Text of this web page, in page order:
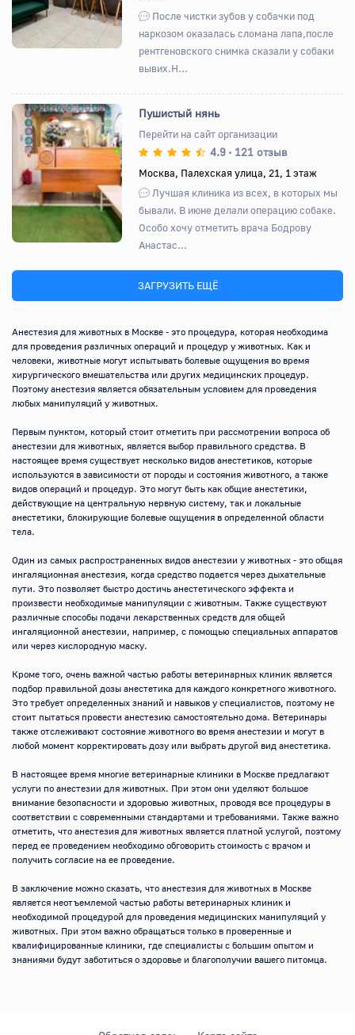
После чистки зубов у собачки под
наркозом оказалась сломана лапа,после
рентгеновского снимка сказали у собаки
вывих.Н...
Назад Вперед
Пушистый нянь
Перейти на сайт организации
4.9 • 121 отзыв
Москва, Палехская улица, 21, 1 этаж
Лучшая клиника из всех, в которых мы
бывали. В июне делали операцию собаке.
Особо хочу отметить врача Бодрову
Анастас...
ЗАГРУЗИТЬ ЕЩЁ
Анестезия для животных в Москве - это процедура, которая необходима
для проведения различных операций и процедур у животных. Как и
человеки, животные могут испытывать болевые ощущения во время
хирургического вмешательства или других медицинских процедур.
Поэтому анестезия является обязательным условием для проведения
любых манипуляций у животных.
Первым пунктом, который стоит отметить при рассмотрении вопроса об
анестезии для животных, является выбор правильного средства. В
настоящее время существует несколько видов анестетиков, которые
используются в зависимости от породы и состояния животного, а также
видов операций и процедур. Это могут быть как общие анестетики,
действующие на центральную нервную систему, так и локальные
анестетики, блокирующие болевые ощущения в определенной области
тела.
Один из самых распространенных видов анестезии у животных - это общая
ингаляционная анестезия, когда средство подается через дыхательные
пути. Это позволяет быстро достичь анестетического эффекта и
произвести необходимые манипуляции с животным. Также существуют
различные способы подачи лекарственных средств для общей
ингаляционной анестезии, например, с помощью специальных аппаратов
или через кислородную маску.
Кроме того, очень важной частью работы ветеринарных клиник является
подбор правильной дозы анестетика для каждого конкретного животного.
Это требует определенных знаний и навыков у специалистов, поэтому не
стоит пытаться провести анестезию самостоятельно дома. Ветеринары
также отслеживают состояние животного во время анестезии и могут в
любой момент корректировать дозу или выбрать другой вид анестетика.
В настоящее время многие ветеринарные клиники в Москве предлагают
услуги по анестезии для животных. При этом они уделяют большое
внимание безопасности и здоровью животных, проводя все процедуры в
соответствии с современными стандартами и требованиями. Также важно
отметить, что анестезия для животных является платной услугой, поэтому
перед ее проведением необходимо обговорить стоимость с врачом и
получить согласие на ее проведение.
В заключение можно сказать, что анестезия для животных в Москве
является неотъемлемой частью работы ветеринарных клиник и
необходимой процедурой для проведения медицинских манипуляций у
животных. При этом важно обращаться только в проверенные и
квалифицированные клиники, где специалисты с большим опытом и
знаниями будут заботиться о здоровье и благополучии вашего питомца.